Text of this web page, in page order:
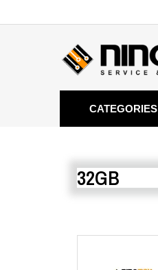
CATEGORIES
32GB